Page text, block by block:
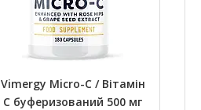
Vimergy Micro-C / Вітамін
C буферизований 500 мг